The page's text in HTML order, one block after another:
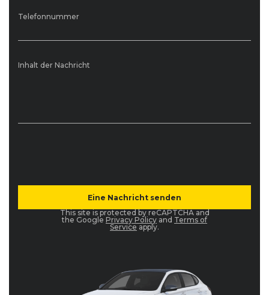
Telefonnummer
Inhalt der Nachricht
This site is protected by reCAPTCHA and
the Google Privacy Policy and Terms of
Service apply.